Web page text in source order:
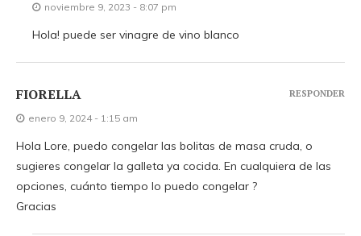
noviembre 9, 2023 - 8:07 pm
Hola! puede ser vinagre de vino blanco
FIORELLA
enero 9, 2024 - 1:15 am
Hola Lore, puedo congelar las bolitas de masa cruda, o
sugieres congelar la galleta ya cocida. En cualquiera de las
opciones, cuánto tiempo lo puedo congelar ?
Gracias
RESPONDER